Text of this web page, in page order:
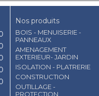
Nos produits
BOIS - MENUISERIE -
PANNEAUX
AMENAGEMENT
EXTERIEUR- JARDIN
ISOLATION - PLATRERIE
CONSTRUCTION
OUTILLAGE -
PROTECTION